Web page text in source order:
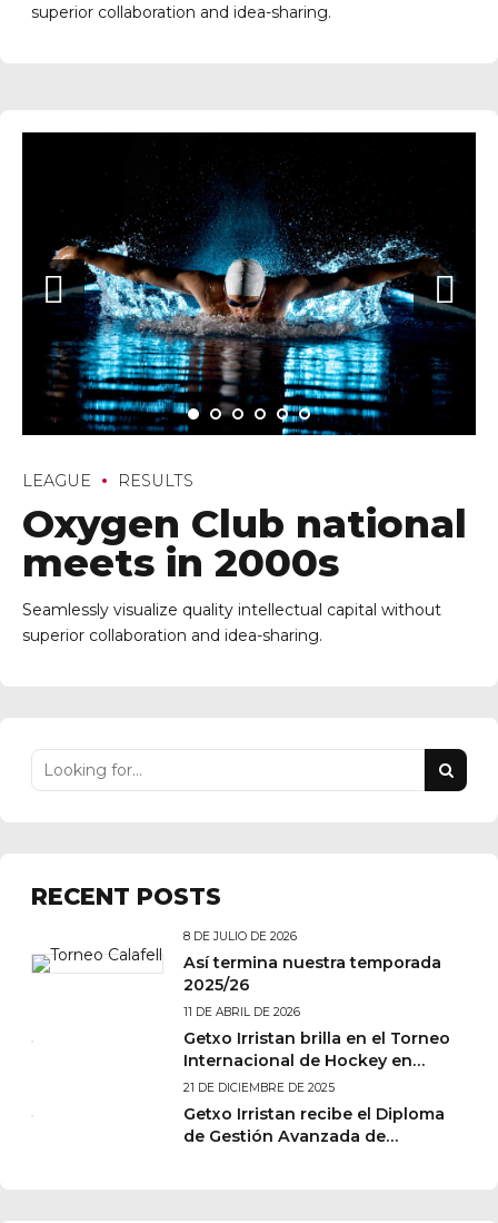
superior collaboration and idea-sharing.
LEAGUE RESULTS
Oxygen Club national
meets in 2000s
Seamlessly visualize quality intellectual capital without
superior collaboration and idea-sharing.
RECENT POSTS
8 DE JULIO DE 2026
Así termina nuestra temporada
2025/26
11 DE ABRIL DE 2026
Getxo Irristan brilla en el Torneo
Internacional de Hockey en
Calafell
21 DE DICIEMBRE DE 2025
Getxo Irristan recibe el Diploma
de Gestión Avanzada de